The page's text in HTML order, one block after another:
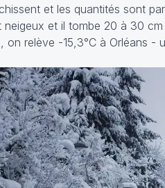
et les quantités sont
neigeux et il tombe 20 à 30
on relève -15,3°C à Orléans -